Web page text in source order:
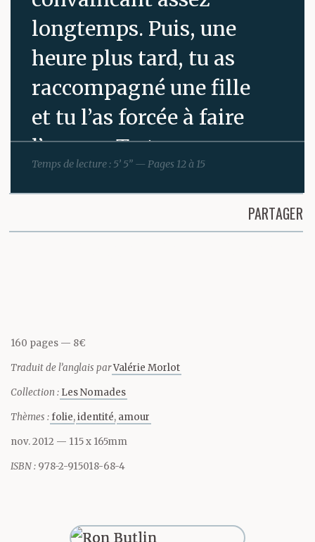
longtemps. Puis, une
heure plus tard, tu as
raccompagné une fille
et tu l’as forcée à faire
l’amour. Tu te
cramponnais à elle,
alors qu’elle pleurait et
te suppliait :
sensation de chagrin
que tu as pu avoir à la
mort de ton père. Tu as
trente-quatre ans ; tout
ce qui t’est jamais
Temps de lecture : 5’ 5” — Pages 12 à 15
PARTAGER
160 pages 8€
Traduit de l’anglais parValérie Morlot
Collection : Les Nomades
Thèmes :folie identité amour
nov. 2012 — 115 x 165mm
ISBN : 978-2-915018-68-4